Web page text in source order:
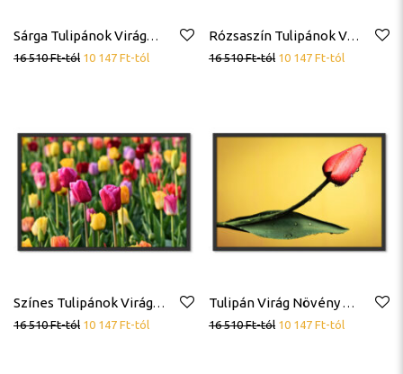
Sárga Tulipánok Virágok Mező Poszter
16 510Ft-tól 10 147 Ft-tól
Rózsaszín Tulipánok Virágok Mező Poszter
16 510Ft-tól 10 147 Ft-tól
Színes Tulipánok Virágok Mező Poszter
16 510Ft-tól 10 147 Ft-tól
Tulipán Virág Növény Poszter
16 510Ft-tól 10 147 Ft-tól